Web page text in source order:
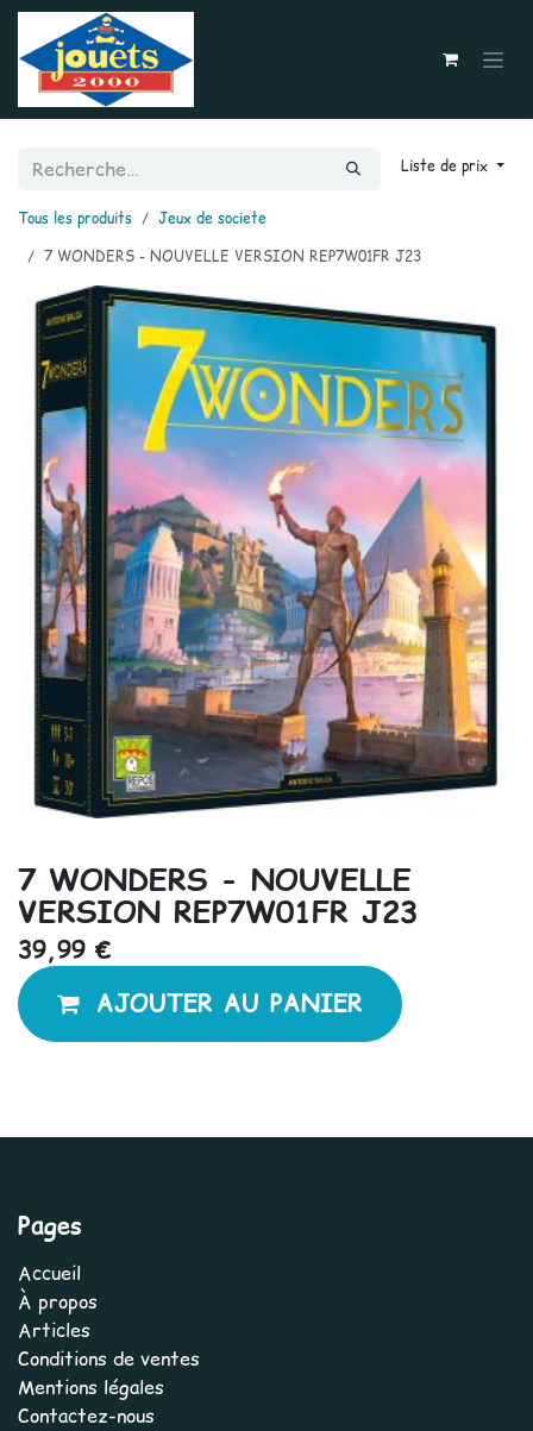
Se rendre au contenu
Liste de prix
Tous les produits
Jeux de societe
7 WONDERS - NOUVELLE VERSION REP7W01FR J23
7 WONDERS - NOUVELLE
VERSION REP7W01FR J23
39,99 €
AJOUTER AU PANIER
Pages
Accueil
À propos
Articles
Conditions de ventes
Mentions légales
Contactez-nous